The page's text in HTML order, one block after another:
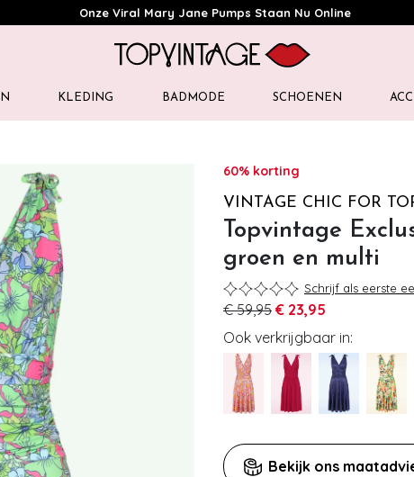
Onze Viral Mary Jane Pumps Staan Nu Online
KLEDING BADMODE SCHOENEN
60% korting
VINTAGE CHIC FOR
Topvintage
groen en multi
Schrijf als eerste
€ 59,95 € 23,95
Ook verkrijgbaar in:
Bekijk ons